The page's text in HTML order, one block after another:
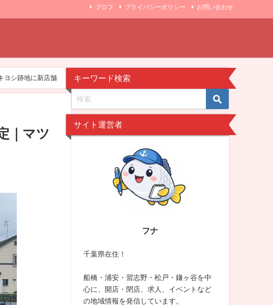
プロフ プライバシーポリシー お問い合わせ
ヨシ跡地に新店舗
｜マツ
キーワード検索
サイト運営者
フナ
千葉県在住！
船橋・浦安・習志野・松戸・鎌ヶ谷を中
心に、開店・閉店、求人、イベントなど
の地域情報を発信しています。